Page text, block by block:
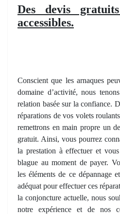
Des devis
accessibles.
Conscient que les arnaques
domaine d’activité, nous
relation basée sur la confiance.
réparations de vos volets
remettrons en main propre un
gratuit. Ainsi, vous pourrez
la prestation à effectuer et vous
blague au moment de payer.
les éléments de ce dépannage
adéquat pour effectuer ces
la conjoncture actuelle, nous
notre expérience et de nos